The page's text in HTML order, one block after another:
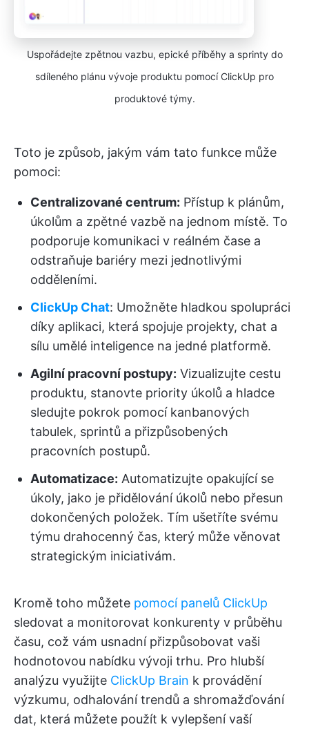
Uspořádejte zpětnou vazbu, epické příběhy a sprinty do
sdíleného plánu vývoje produktu pomocí ClickUp pro
produktové týmy.
Toto je způsob, jakým vám tato funkce může
pomoci:
Centralizované centrum: Přístup k plánům,
úkolům a zpětné vazbě na jednom místě. To
podporuje komunikaci v reálném čase a
odstraňuje bariéry mezi jednotlivými
odděleními.
ClickUp Chat: Umožněte hladkou spolupráci
díky aplikaci, která spojuje projekty, chat a
sílu umělé inteligence na jedné platformě.
Agilní pracovní postupy: Vizualizujte cestu
produktu, stanovte priority úkolů a hladce
sledujte pokrok pomocí kanbanových
tabulek, sprintů a přizpůsobených
pracovních postupů.
Automatizace: Automatizujte opakující se
úkoly, jako je přidělování úkolů nebo přesun
dokončených položek. Tím ušetříte svému
týmu drahocenný čas, který může věnovat
strategickým iniciativám.
Kromě toho můžete pomocí panelů ClickUp
sledovat a monitorovat konkurenty v průběhu
času, což vám usnadní přizpůsobovat vaši
hodnotovou nabídku vývoji trhu. Pro hlubší
analýzu využijte ClickUp Brain k provádění
výzkumu, odhalování trendů a shromažďování
dat, která můžete použít k vylepšení vaší